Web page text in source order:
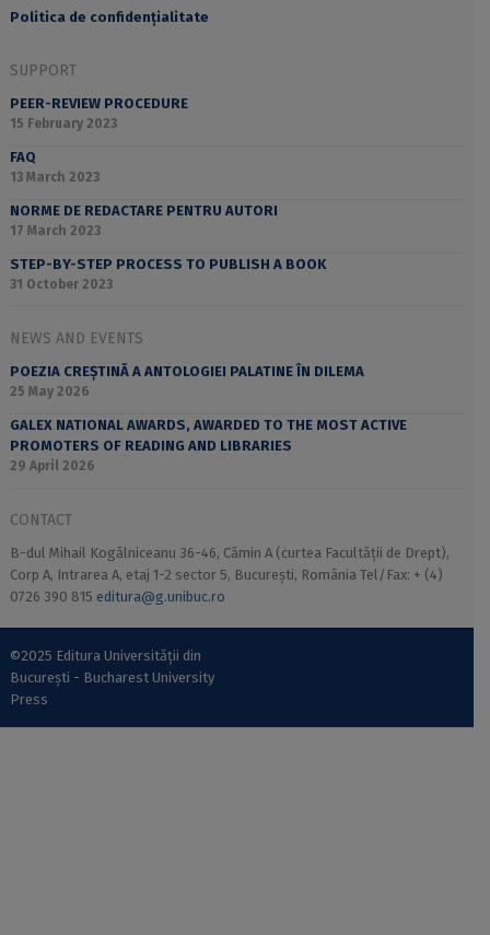
Politica de confidențialitate
SUPPORT
PEER-REVIEW PROCEDURE
15 February 2023
FAQ
13 March 2023
NORME DE REDACTARE PENTRU AUTORI
17 March 2023
STEP-BY-STEP PROCESS TO PUBLISH A BOOK
31 October 2023
NEWS AND EVENTS
POEZIA CREȘTINĂ A ANTOLOGIEI PALATINE ÎN DILEMA
25 May 2026
GALEX NATIONAL AWARDS, AWARDED TO THE MOST ACTIVE
PROMOTERS OF READING AND LIBRARIES
29 April 2026
CONTACT
B-dul Mihail Kogălniceanu 36-46, Cămin A (curtea Facultății de Drept),
Corp A, Intrarea A, etaj 1-2 sector 5, București, România Tel/Fax: + (4)
0726 390 815 editura@g.unibuc.ro
©2025 Editura Universității din
București - Bucharest University
Press